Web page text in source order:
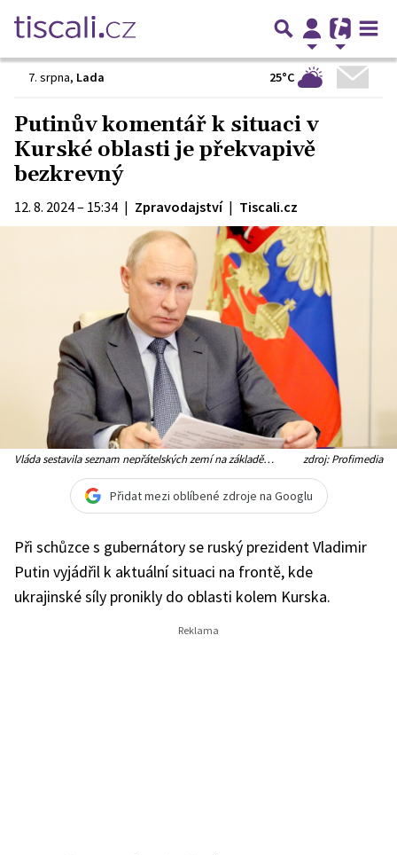
7. srpna, Lada 25°C
Putinův komentář k situaci v
Kurské oblasti je překvapivě
bezkrevný
12. 8. 2024 – 15:34 | Zpravodajství | Tiscali.cz
Vláda sestavila seznam nepřátelských zemí na základě
Putin 23. dubna v době nových diplomatických konfliktů
zdroj: Profimedia
Přidat mezi oblíbené zdroje na Googlu
Při schůzce s gubernátory se ruský prezident Vladimir
Putin vyjádřil k aktuální situaci na frontě, kde
ukrajinské síly pronikly do oblasti kolem Kurska.